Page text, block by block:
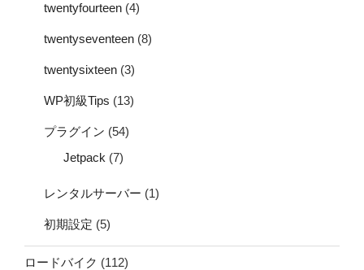
twentyfourteen (4)
twentyseventeen (8)
twentysixteen (3)
WP初級Tips (13)
プラグイン (54)
Jetpack (7)
レンタルサーバー (1)
初期設定 (5)
ロードバイク (112)